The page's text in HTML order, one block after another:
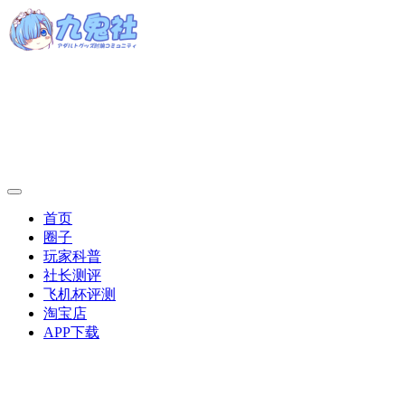
首页
圈子
玩家科普
社长测评
飞机杯评测
淘宝店
APP下载